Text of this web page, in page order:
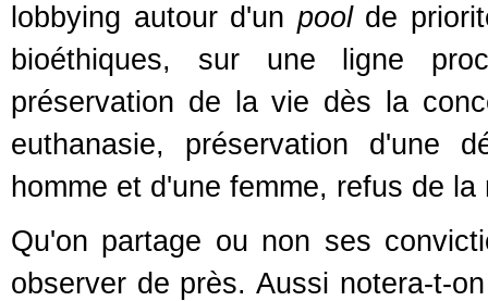
lobbying autour d'un poolde
bioéthiques, sur une ligne
préservation de la vie dès la
euthanasie, préservation d'une
homme et d'une femme, refus de
Qu'on partage ou non ses
observer de près. Aussi notera-t-